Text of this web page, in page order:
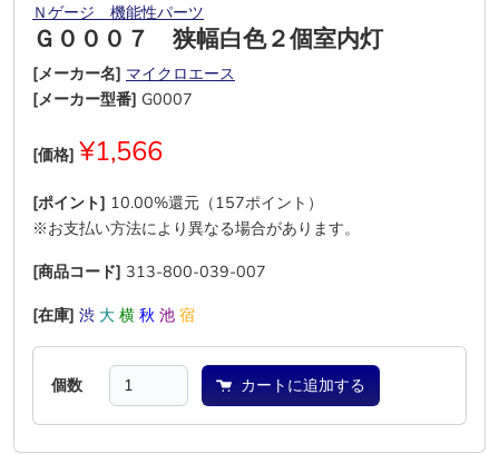
Ｎゲージ 機能性パーツ
Ｇ０００７ 狭幅白色２個室内灯
[メーカー名] マイクロエース
[メーカー型番] G0007
[価格] ¥1,566
[ポイント] 10.00%還元（157ポイント）
※お支払い方法により異なる場合があります。
[商品コード] 313-800-039-007
[在庫] 渋 大 横 秋 池 宿
個数 カートに追加する